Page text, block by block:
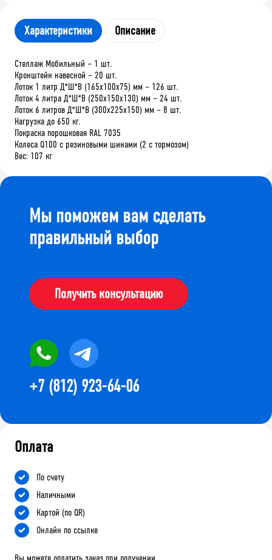
Характеристики Описание
Стеллаж Мобильный – 1 шт.
Кронштейн навесной – 20 шт.
Лоток 1 литр Д*Ш*В (165х100х75) мм – 126 шт.
Лоток 4 литра Д*Ш*В (250х150х130) мм – 24 шт.
Лоток 6 литров Д*Ш*В (300х225х150) мм – 8 шт.
Нагрузка до 650 кг.
Покраска порошковая RAL 7035
Колеса Q100 с резиновыми шинами (2 с тормозом)
Вес: 107 кг
Мы поможем вам сделать
правильный выбор
Получить консультацию
+7 (812) 923-64-06
Оплата
По счету
Наличными
Картой (по QR)
Онлайн по ссылке
Вы можете оплатить заказ при получении